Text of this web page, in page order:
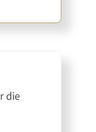
die